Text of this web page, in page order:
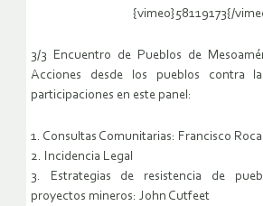
{vimeo}58119173{/
3/3 Encuentro de Pueblos de
Acciones desde los pueblos contra
participaciones en este panel:
1. Consultas Comunitarias: Francisco
2. Incidencia Legal
3. Estrategias de resistencia de
proyectos mineros: John Cutfeet